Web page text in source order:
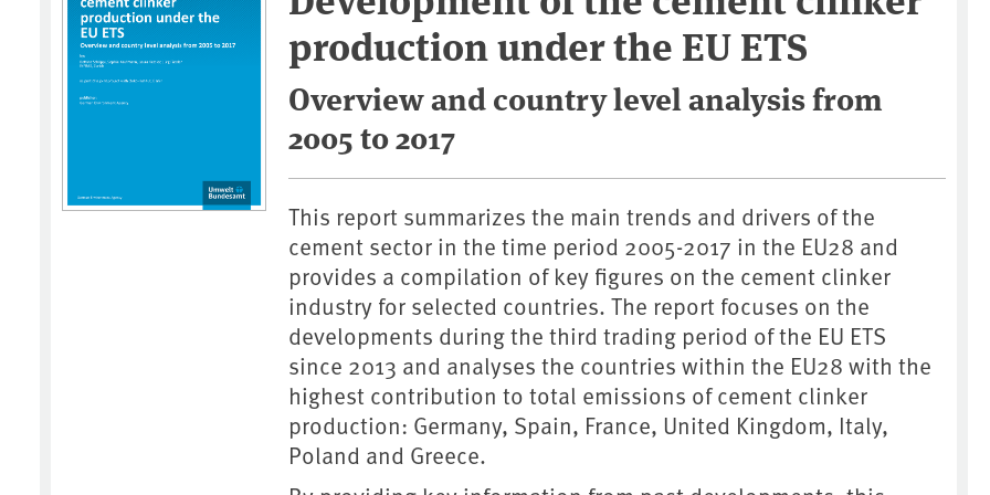
production under the EU ETS
Overview and country level analysis from
2005 to 2017
This report summarizes the main trends and drivers of the
cement sector in the time period 2005-2017 in the EU28 and
provides a compilation of key figures on the cement clinker
industry for selected countries. The report focuses on the
developments during the third trading period of the EU ETS
since 2013 and analyses the countries within the EU28 with the
highest contribution to total emissions of cement clinker
production: Germany, Spain, France, United Kingdom, Italy,
Poland and Greece.